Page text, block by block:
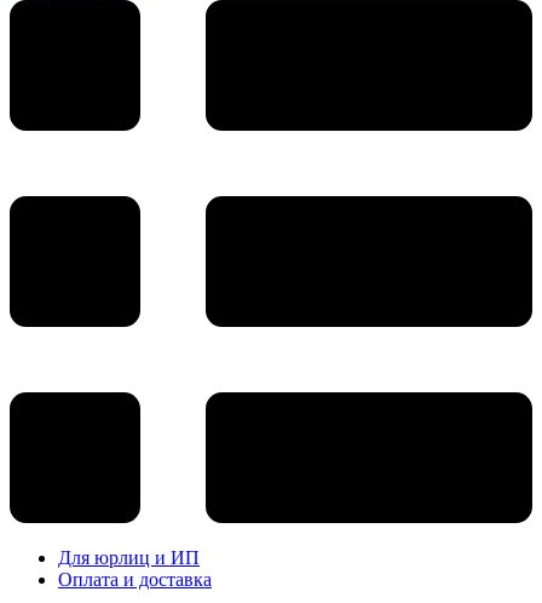
Для юрлиц и ИП
Оплата и доставка